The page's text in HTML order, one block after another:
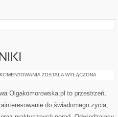
ŻYCIE
PORADNIKI
ZOSTAŁA WYŁĄCZONA
Olgakomorowska.pl to przestrzeń,
do świadomego życia,